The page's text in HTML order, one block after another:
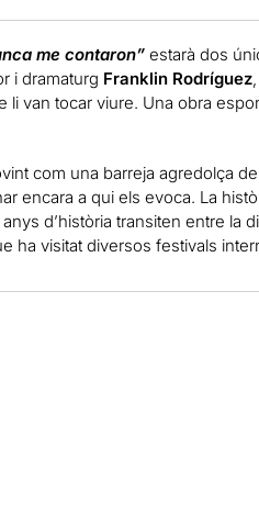
me contaron” estarà dos
i dramaturg Franklin Rodríguez
li van tocar viure. Una obra
com una barreja agredolça
encara a qui els evoca. La
d’història transiten entre la
ha visitat diversos festivals